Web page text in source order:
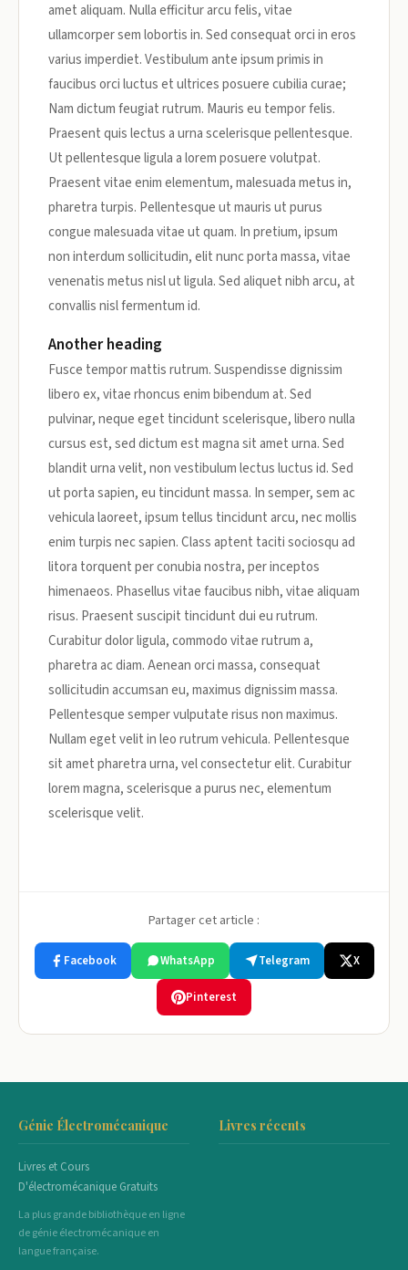
amet aliquam. Nulla efficitur arcu felis, vitae
ullamcorper sem lobortis in. Sed consequat orci in eros
varius imperdiet. Vestibulum ante ipsum primis in
faucibus orci luctus et ultrices posuere cubilia curae;
Nam dictum feugiat rutrum. Mauris eu tempor felis.
Praesent quis lectus a urna scelerisque pellentesque.
Ut pellentesque ligula a lorem posuere volutpat.
Praesent vitae enim elementum, malesuada metus in,
pharetra turpis. Pellentesque ut mauris ut purus
congue malesuada vitae ut quam. In pretium, ipsum
non interdum sollicitudin, elit nunc porta massa, vitae
venenatis metus nisl ut ligula. Sed aliquet nibh arcu, at
convallis nisl fermentum id.
Another heading
Fusce tempor mattis rutrum. Suspendisse dignissim
libero ex, vitae rhoncus enim bibendum at. Sed
pulvinar, neque eget tincidunt scelerisque, libero nulla
cursus est, sed dictum est magna sit amet urna. Sed
blandit urna velit, non vestibulum lectus luctus id. Sed
ut porta sapien, eu tincidunt massa. In semper, sem ac
vehicula laoreet, ipsum tellus tincidunt arcu, nec mollis
enim turpis nec sapien. Class aptent taciti sociosqu ad
litora torquent per conubia nostra, per inceptos
himenaeos. Phasellus vitae faucibus nibh, vitae aliquam
risus. Praesent suscipit tincidunt dui eu rutrum.
Curabitur dolor ligula, commodo vitae rutrum a,
pharetra ac diam. Aenean orci massa, consequat
sollicitudin accumsan eu, maximus dignissim massa.
Pellentesque semper vulputate risus non maximus.
Nullam eget velit in leo rutrum vehicula. Pellentesque
sit amet pharetra urna, vel consectetur elit. Curabitur
lorem magna, scelerisque a purus nec, elementum
scelerisque velit.
Partager cet article :
Facebook WhatsApp Telegram X
Pinterest
Génie Électromécanique
Livres et Cours
D'électromécanique Gratuits
La plus grande bibliothèque en ligne
de génie électromécanique en
langue française.
Livres récents